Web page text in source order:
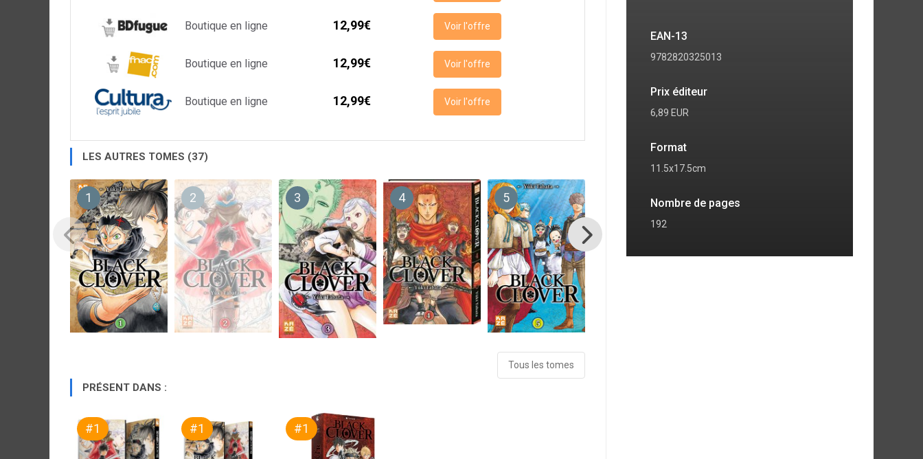
Boutique en ligne 12,99€ Voir l'offre
Boutique en ligne 12,99€ Voir l'offre
Boutique en ligne 12,99€ Voir l'offre
LES AUTRES TOMES (37)
1 2 3 4 5 7
Tous les tomes
PRÉSENT DANS :
#1 #1 #1
EAN-13
9782820325013
Prix éditeur
6,89 EUR
Format
11.5x17.5cm
Nombre de pages
192